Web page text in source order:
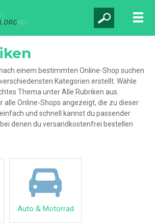
einem bestimmten Online-Shop suchen
Kategorien erstellt. Wähle
Thema unterAlle Rubriken aus.
alle Online-Shops angezeigt, die zu dieser
und schnell kannst du passender
denen du versandkostenfrei bestellen
Auto & Motorrad